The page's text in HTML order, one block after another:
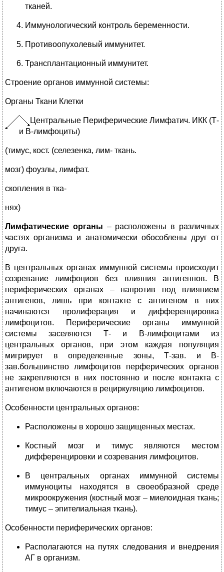
тканей.
Иммунологический контроль беременности.
Противоопухолевый иммунитет.
Трансплантационный иммунитет.
Строение органов иммунной системы:
Органы Ткани Клетки
Центральные Периферические Лимфатич. ИКК (Т-
и В-лимфоциты)
(тимус, кост. (селезенка, лим- ткань.
мозг) фоузлы, лимфат.
скопления в тка-
нях)
Лимфатические органы – расположены в различных
частях организма и анатомически обособлены друг от
друга.
В центральных органах иммунной системы происходит
созревание лимфоциов без влияния антигеннов. В
периферических органах – напротив под влиянием
антигенов, лишь при контакте с антигеном в них
начинаются пролиферация и дифференцировка
лимфоцитов. Периферические органы иммунной
системы заселяются Т- и В-лимфоцитами из
центральных органов, при этом каждая популяция
мигрирует в определенные зоны, Т-зав. и В-
зав.большинство лимфоцитов перферических органов
не закрепляются в них постоянно и после контакта с
антигеном включаются в рециркуляцию лимфоцитов.
Особенности центральных органов:
Расположены в хорошо защищенных местах.
Костный мозг и тимус являются местом
дифференцировки и созревания лимфоцитов.
В центральных органах иммунной системы
иммуноциты находятся в своеобразной среде
микроокружения (костный мозг – миелоидная ткань;
тимус – эпителиальная ткань).
Особенности периферических органов:
Располагаются на путях следования и внедрения
АГ в организм.